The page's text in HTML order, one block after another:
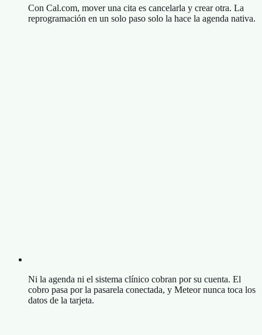
Con Cal.com, mover una cita es cancelarla y crear otra. La
reprogramación en un solo paso solo la hace la agenda nativa.
Ni la agenda ni el sistema clínico cobran por su cuenta. El
cobro pasa por la pasarela conectada, y Meteor nunca toca los
datos de la tarjeta.